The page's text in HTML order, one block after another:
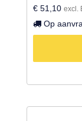
€ 51,10 excl.
Op